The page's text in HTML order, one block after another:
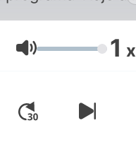
historias
Volumen 1 x